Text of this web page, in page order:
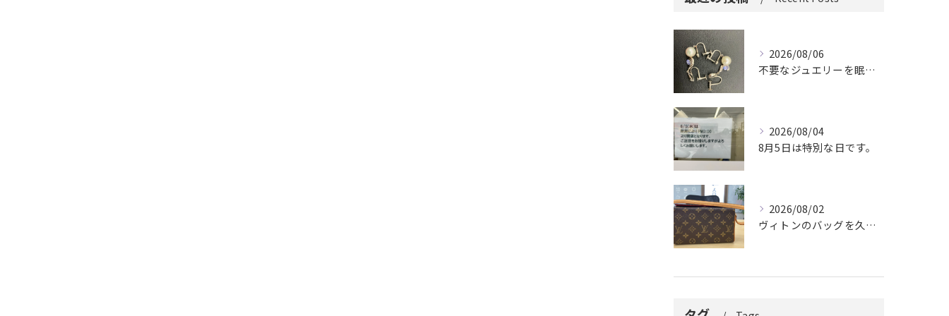
2026/08/06
不要なジュエリーを眠らせていませんか？
2026/08/04
8月5日は特別な日です。
2026/08/02
ヴィトンのバッグを久しぶりに取り出しましたか？